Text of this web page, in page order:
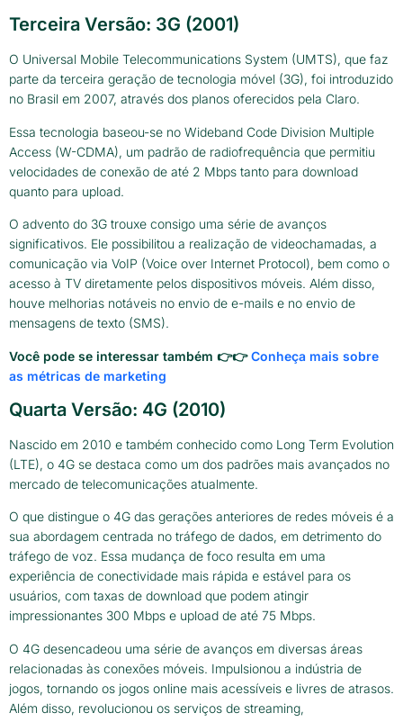
Terceira Versão: 3G (2001)
O Universal Mobile Telecommunications System (UMTS), que faz
parte da terceira geração de tecnologia móvel (3G), foi introduzido
no Brasil em 2007, através dos planos oferecidos pela Claro.
Essa tecnologia baseou-se no Wideband Code Division Multiple
Access (W-CDMA), um padrão de radiofrequência que permitiu
velocidades de conexão de até 2 Mbps tanto para download
quanto para upload.
O advento do 3G trouxe consigo uma série de avanços
significativos. Ele possibilitou a realização de videochamadas, a
comunicação via VoIP (Voice over Internet Protocol), bem como o
acesso à TV diretamente pelos dispositivos móveis. Além disso,
houve melhorias notáveis no envio de e-mails e no envio de
mensagens de texto (SMS).
Você pode se interessar também 👉👉 Conheça mais sobre
as métricas de marketing
Quarta Versão: 4G (2010)
Nascido em 2010 e também conhecido como Long Term Evolution
(LTE), o 4G se destaca como um dos padrões mais avançados no
mercado de telecomunicações atualmente.
O que distingue o 4G das gerações anteriores de redes móveis é a
sua abordagem centrada no tráfego de dados, em detrimento do
tráfego de voz. Essa mudança de foco resulta em uma
experiência de conectividade mais rápida e estável para os
usuários, com taxas de download que podem atingir
impressionantes 300 Mbps e upload de até 75 Mbps.
O 4G desencadeou uma série de avanços em diversas áreas
relacionadas às conexões móveis. Impulsionou a indústria de
jogos, tornando os jogos online mais acessíveis e livres de atrasos.
Além disso, revolucionou os serviços de streaming,